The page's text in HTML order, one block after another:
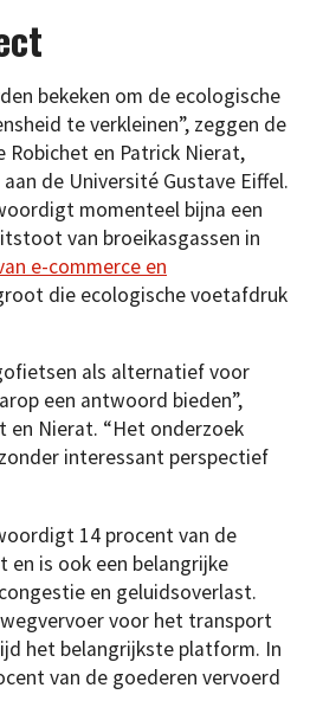
bekeken om de ecologische
te verkleinen”, zeggen de
Robichet en Patrick Nierat,
de Université Gustave Eiffel.
momenteel bijna een
van broeikasgassen in
e-commerce en
die ecologische voetafdruk
als alternatief voor
een antwoord bieden”,
en Nierat. “Het onderzoek
interessant perspectief
14 procent van de
is ook een belangrijke
en geluidsoverlast.
voor het transport
het belangrijkste platform. In
van de goederen vervoerd